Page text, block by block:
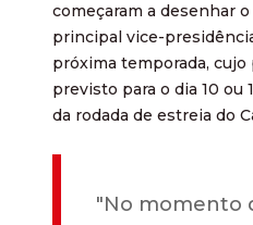
começaram a desenhar
principal vice-
próxima temporada,
previsto para o dia 10 ou
da rodada de estreia do
"No momento